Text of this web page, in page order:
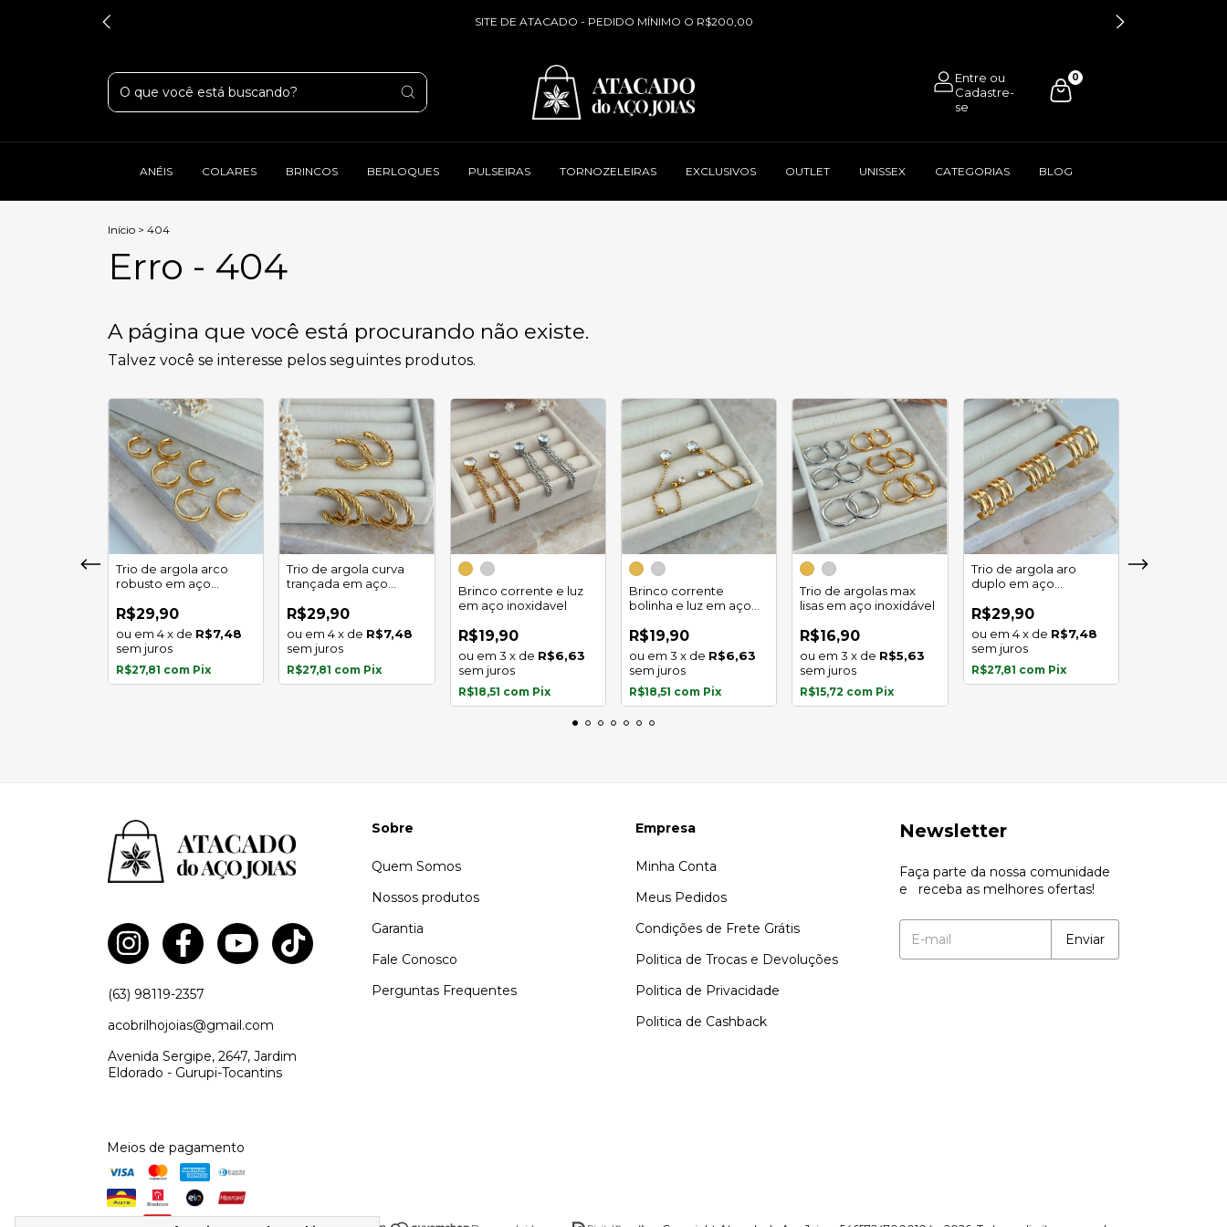
SITE DE ATACADO - PEDIDO MÍNIMO O R$200,00
0
ANÉIS COLARES BRINCOS BERLOQUES PULSEIRAS TORNOZELEIRAS EXCLUSIVOS OUTLET UNISSEX CATEGORIAS BLOG
Início > 404
Erro - 404
A página que você está procurando não existe.
Talvez você se interesse pelos seguintes produtos.
Trio de argola arco
robusto em aço
R$29,90
4x de R$7,48
sem juros
R$27,81 com Pix
Trio de argola curva
trançada em aço
R$29,90
4 x de R$7,48
sem juros
R$27,81 com Pix
Brinco corrente e luz
em aço inoxidavel
R$19,90
3 x de R$6,63
sem juros
R$18,51 com Pix
Brinco corrente
bolinha e luz em aço
R$19,90
3 x de R$6,63
sem juros
R$18,51 com Pix
Trio de argolas max
lisas em aço inoxidável
R$16,90
3 x de R$5,63
sem juros
R$15,72 com Pix
Trio de argola aro
duplo em aço
R$29,90
4 x de R$7,48
sem juros
R$27,81 com Pix
(63) 98119-2357
acobrilhojoias@gmail.com
Avenida Sergipe, 2647, Jardim
Eldorado - Gurupi-Tocantins
Sobre
Quem Somos
Nossos produtos
Garantia
Fale Conosco
Perguntas Frequentes
Empresa
Minha Conta
Meus Pedidos
Condições de Frete Grátis
Politica de Trocas e Devoluções
Politica de Privacidade
Politica de Cashback
Newsletter
Faça parte da nossa comunidade
e receba as melhores ofertas!
Meios de pagamento